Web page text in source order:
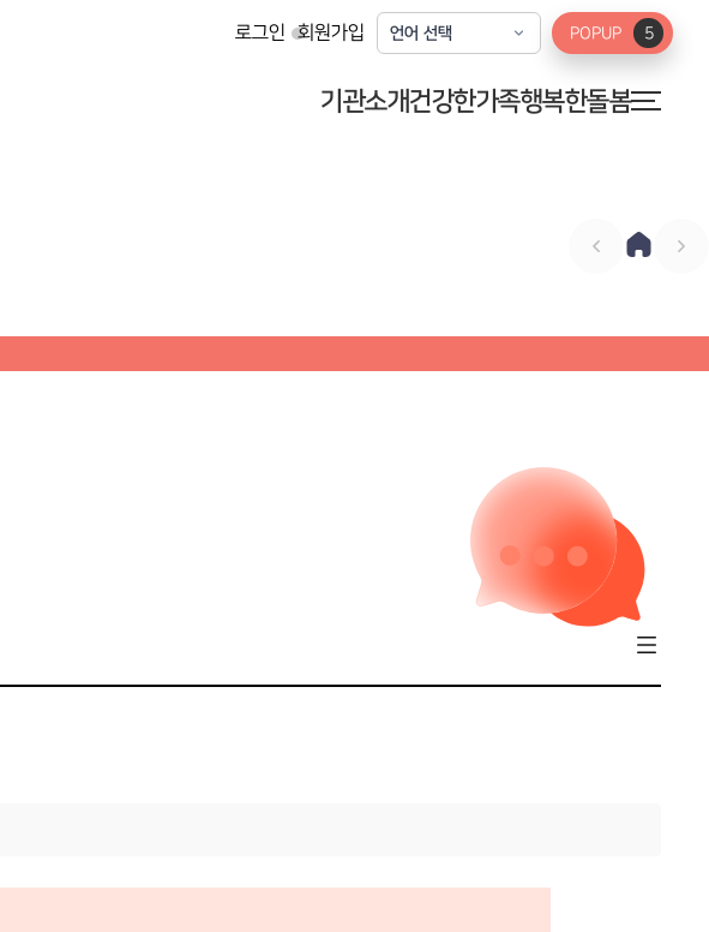
로그인 회원가입
기관소개건강한가족행복한돌봄
POPUP 5